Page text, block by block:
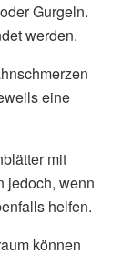
Gurgeln.
werden.
eine
mit
jedoch, wenn
helfen.
können